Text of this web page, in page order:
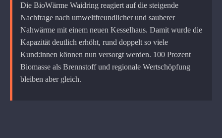
Die BioWärme Waidring reagiert auf die steigende
Nachfrage nach umweltfreundlicher und sauberer
Nahwärme mit einem neuen Kesselhaus. Damit wurde die
Kapazität deutlich erhöht, rund doppelt so viele
Kund:innen können nun versorgt werden. 100 Prozent
Biomasse als Brennstoff und regionale Wertschöpfung
bleiben aber gleich.